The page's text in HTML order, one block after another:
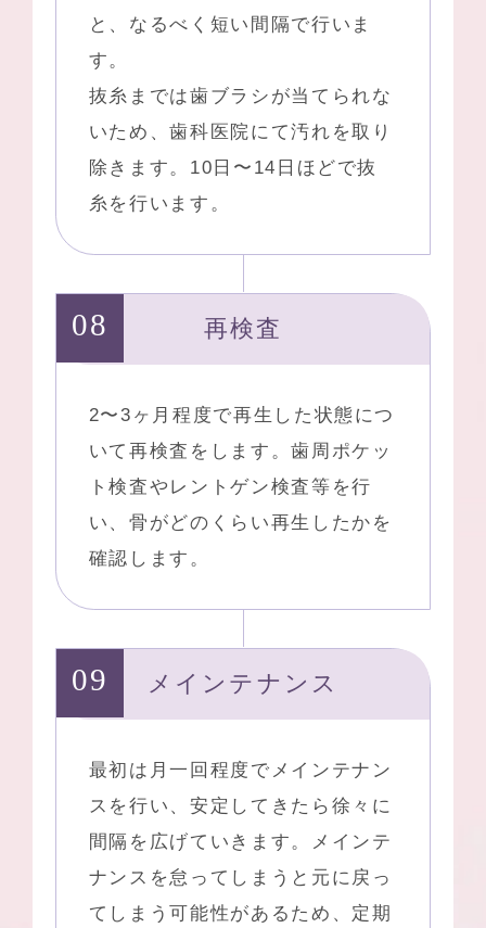
と、なるべく短い間隔で行いま
す。
抜糸までは歯ブラシが当てられな
いため、歯科医院にて汚れを取り
除きます。10日〜14日ほどで抜
糸を行います。
再検査
2〜3ヶ月程度で再生した状態につ
いて再検査をします。歯周ポケッ
ト検査やレントゲン検査等を行
い、骨がどのくらい再生したかを
確認します。
メインテナンス
最初は月一回程度でメインテナン
スを行い、安定してきたら徐々に
間隔を広げていきます。メインテ
ナンスを怠ってしまうと元に戻っ
てしまう可能性があるため、定期